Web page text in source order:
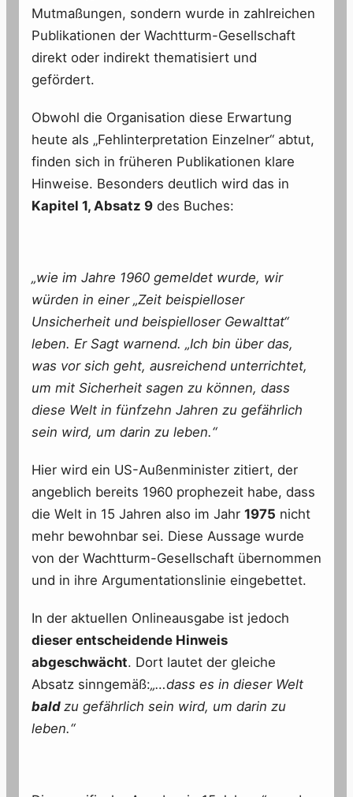
Mutmaßungen, sondern wurde in zahlreichen
Publikationen der Wachtturm-Gesellschaft
direkt oder indirekt thematisiert und
gefördert.
Obwohl die Organisation diese Erwartung
heute als „Fehlinterpretation Einzelner“ abtut,
finden sich in früheren Publikationen klare
Hinweise. Besonders deutlich wird das in
Kapitel 1, Absatz 9 des Buches:
„wie im Jahre 1960 gemeldet wurde, wir
würden in einer „Zeit beispielloser
Unsicherheit und beispielloser Gewalttat“
leben. Er Sagt warnend. „Ich bin über das,
was vor sich geht, ausreichend unterrichtet,
um mit Sicherheit sagen zu können, dass
diese Welt in fünfzehn Jahren zu gefährlich
sein wird, um darin zu leben.“
Hier wird ein US-Außenminister zitiert, der
angeblich bereits 1960 prophezeit habe, dass
die Welt in 15 Jahren also im Jahr 1975 nicht
mehr bewohnbar sei. Diese Aussage wurde
von der Wachtturm-Gesellschaft übernommen
und in ihre Argumentationslinie eingebettet.
In der aktuellen Onlineausgabe ist jedoch
dieser entscheidende Hinweis
abgeschwächt. Dort lautet der gleiche
Absatz sinngemäß:„…dass es in dieser Welt
bald zu gefährlich sein wird, um darin zu
leben.“